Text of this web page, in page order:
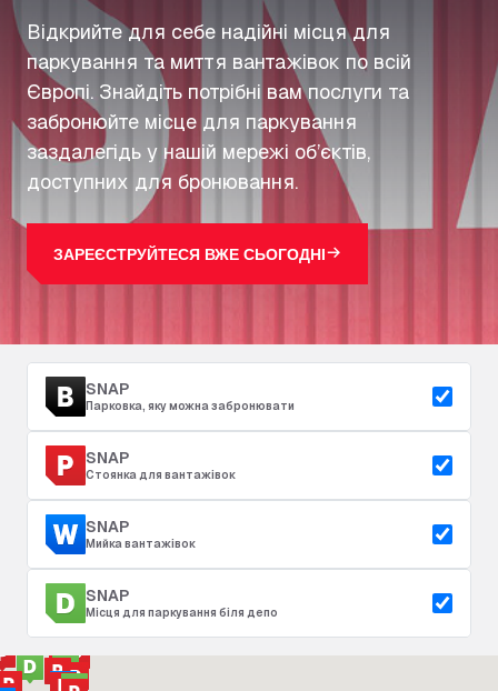
Відкрийте для себе надійні місця для
паркування та миття вантажівок по всій
Європі. Знайдіть потрібні вам послуги та
забронюйте місце для паркування
заздалегідь у нашій мережі об’єктів,
доступних для бронювання.
ЗАРЕЄСТРУЙТЕСЯ ВЖЕ СЬОГОДНІ
SNAP
Парковка, яку можна забронювати
SNAP
Стоянка для вантажівок
SNAP
Мийка вантажівок
SNAP
Місця для паркування біля депо